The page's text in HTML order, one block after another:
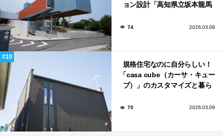
ョン設計「高知県立坂本龍馬
74 2026.03.08
規格住宅なのに自分らしい！
「casa cube（カーサ・キュー
ブ）」のカスタマイズと暮ら
70 2026.03.09